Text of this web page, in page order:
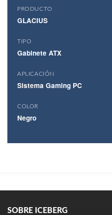
PRODUCTO
GLACIUS
TIPO
Gabinete ATX
APLICACIÓN
Sistema Gaming PC
COLOR
Negro
SOBRE ICEBERG